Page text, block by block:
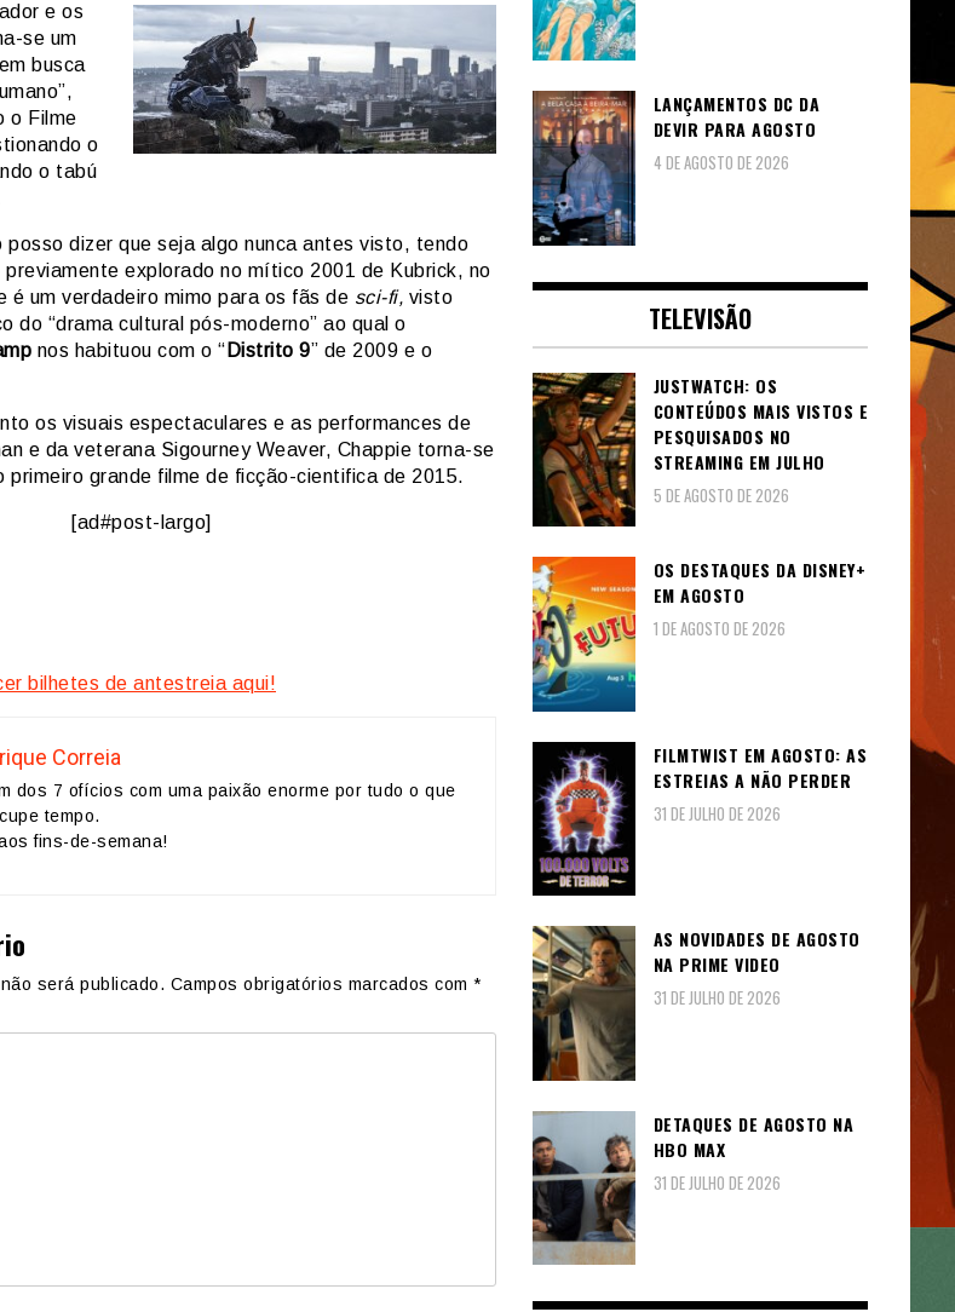
e os
se um
busca
o Filme
o
o tabú
posso dizer que seja algo nunca antes visto, tendo
explorado no mítico 2001 de Kubrick, no
é um verdadeiro mimo para os fãs de sci-fi, visto
do “drama cultural pós-moderno” ao qual o
nos habituou com o “ Distrito 9” de 2009 e o
os visuais espectaculares e as performances de
e da veterana Sigourney Weaver, Chappie torna-se
primeiro grande filme de ficção-cientifica de 2015.
[ad#post-largo]
bilhetes de antestreia aqui!
Correia
dos 7 ofícios com uma paixão enorme por tudo o que
tempo.
fins-de-semana!
será publicado. Campos obrigatórios marcados com *
LANÇAMENTOS DC DA
DEVIR PARA AGOSTO
4 DE AGOSTO DE 2026
TELEVISÃO
JUSTWATCH: OS
CONTEÚDOS MAIS VISTOS E
PESQUISADOS NO
STREAMING EM JULHO
5 DE AGOSTO DE 2026
OS DESTAQUES DA DISNEY+
EM AGOSTO
1 DE AGOSTO DE 2026
FILMTWIST EM AGOSTO: AS
ESTREIAS A NÃO PERDER
31 DE JULHO DE 2026
AS NOVIDADES DE AGOSTO
NA PRIME VIDEO
31 DE JULHO DE 2026
DETAQUES DE AGOSTO NA
HBO MAX
31 DE JULHO DE 2026